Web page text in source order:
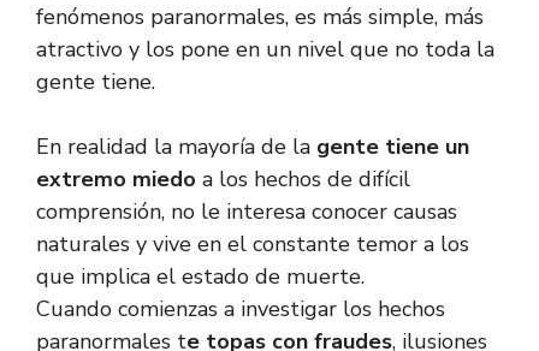
fenómenos paranormales, es más simple, más
atractivo y los pone en un nivel que no toda la
gente tiene.
En realidad la mayoría de la gente tiene un
extremo miedo a los hechos de difícil
comprensión, no le interesa conocer causas
naturales y vive en el constante temor a los
que implica el estado de muerte.
Cuando comienzas a investigar los hechos
paranormales te topas con fraudes, ilusiones